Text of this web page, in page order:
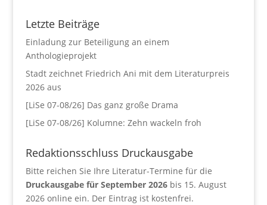
Letzte Beiträge
Einladung zur Beteiligung an einem
Anthologieprojekt
Stadt zeichnet Friedrich Ani mit dem Literaturpreis
2026 aus
[LiSe 07-08/26] Das ganz große Drama
[LiSe 07-08/26] Kolumne: Zehn wackeln froh
Redaktionsschluss Druckausgabe
Bitte reichen Sie Ihre Literatur-Termine für die
Druckausgabe für September 2026bis 15. August
2026 online ein. Der Eintrag ist kostenfrei.